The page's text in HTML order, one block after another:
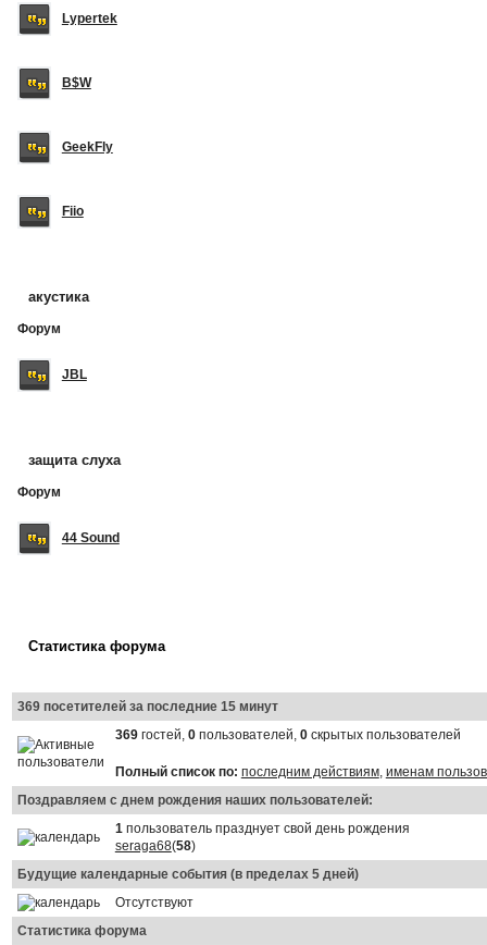
Lypertek
B$W
GeekFly
Fiio
акустика
Форум
JBL
защита слуха
Форум
44 Sound
Статистика форума
369 посетителей за последние 15 минут
369гостей, 0пользователей, 0скрытых пользователей
Полный список по: последним действиям, именам
Поздравляем с днем рождения наших пользователей:
1пользователь празднует свой день рождения
seraga68(58)
Будущие календарные события (в пределах 5 дней)
Отсутствуют
Статистика форума